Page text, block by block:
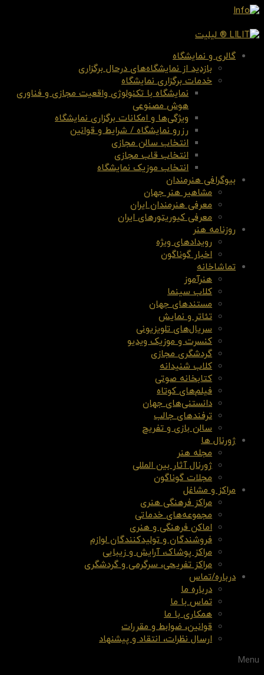
گالری و نمایشگاه
بازدید از نمایشگاه‌های درحال برگزاری
خدمات برگزاری نمایشگاه
نمایشگاه با تکنولوژی واقعیت مجازی و فناوری
هوش مصنوعی
ویژگی‌ها و امکانات برگزاری نمایشگاه
رزرو نمایشگاه / شرایط و قوانین
انتخاب سالن مجازی
انتخاب قاب مجازی
انتخاب موزیک نمایشگاه
بیوگرافی هنرمندان
مشاهیر هنر جهان
معرفی هنرمندان ایران
معرفی کیوریتورهای ایران
روزنامه هنر
رویدادهای ویژه
اخبار گوناگون
تماشاخانه
هنرآموز
کلاب سینما
مستندهای جهان
تئاتر و نمایش
سریال‌های تلویزیونی
کنسرت و موزیک ویدیو
گردشگری مجازی
کلاب شنیدانه
کتابخانه صوتی
فیلم‌های کوتاه
دانستنی‌های جهان
ترفندهای جالب
سالن بازی و تفریح
ژورنال ها
مجله هنر
ژورنال آثار بین المللی
مجلات گوناگون
مراکز و مشاغل
مراکز فرهنگی هنری
مجموعه‌های خدماتی
اماکن فرهنگی و هنری
فروشندگان و تولیدکنندگان لوازم
مراکز پوشاک، آرایش و زیبایی
مراکز تفریحی، سرگرمی و گردشگری
درباره/تماس
درباره ما
تماس با ما
همکاری با ما
قوانین، ضوابط و مقررات
ارسال نظرات، انتقاد و پیشنهاد
Menu